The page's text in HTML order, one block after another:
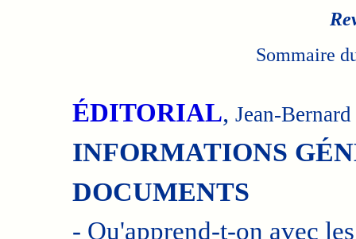
Sommaire
ÉDITORIAL, Jean-
INFORMATIONS
DOCUMENTS
- Qu'apprend-t-on avec